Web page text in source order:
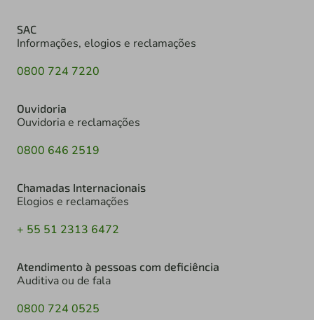
SAC
Informações, elogios e reclamações
0800 724 7220
Ouvidoria
Ouvidoria e reclamações
0800 646 2519
Chamadas Internacionais
Elogios e reclamações
+ 55 51 2313 6472
Atendimento à pessoas com deficiência
Auditiva ou de fala
0800 724 0525